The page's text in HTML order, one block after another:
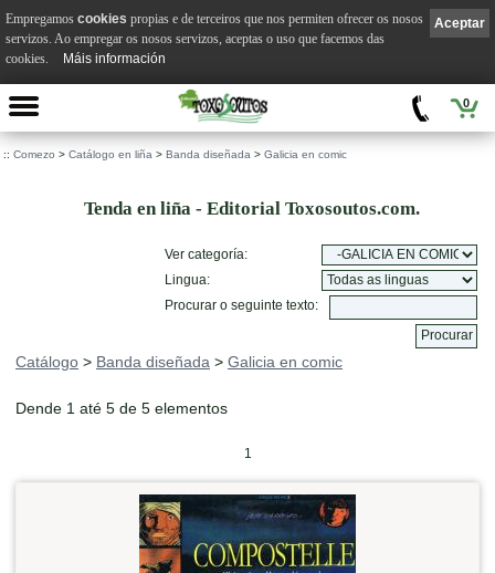
0
:: Comezo > Catálogo en liña > Banda diseñada > Galicia en comic
Tenda en liña - Editorial Toxosoutos.com.
Ver categoría:
Lingua:
Procurar o seguinte texto:
Catálogo > Banda diseñada > Galicia en comic
Dende 1 até 5 de 5 elementos
1
Aceptar
Empregamos cookies propias e de terceiros que nos permiten ofrecer os nosos
servizos. Ao empregar os nosos servizos, aceptas o uso que facemos das
cookies.
Máis información